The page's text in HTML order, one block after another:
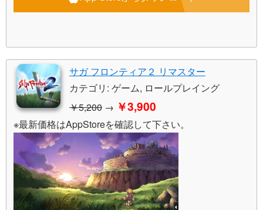
サガ フロンティア２ リマスター
カテゴリ: ゲーム, ロールプレイング
￥5,200 → ￥3,900
※最新価格はAppStoreを確認して下さい。